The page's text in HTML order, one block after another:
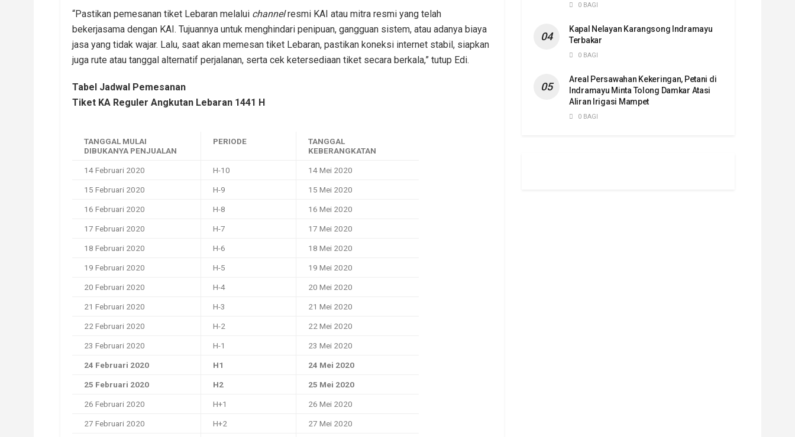
“Pastikan pemesanan tiket Lebaran melalui channelresmi KAI atau mitra resmi yang telah
bekerjasama dengan KAI. Tujuannya untuk menghindari penipuan, gangguan sistem, atau adanya biaya
jasa yang tidak wajar. Lalu, saat akan memesan tiket Lebaran, pastikan koneksi internet stabil, siapkan
juga rute atau tanggal alternatif perjalanan, serta cek ketersediaan tiket secara berkala,” tutup Edi.
Tabel Jadwal Pemesanan
Tiket KA Reguler Angkutan Lebaran 1441 H
TANGGAL MULAI
DIBUKANYA PENJUALAN
PERIODE
TANGGAL
KEBERANGKATAN
14 Februari 2020 H-10 14 Mei 2020
15 Februari 2020 H-9 15 Mei 2020
16 Februari 2020 H-8 16 Mei 2020
17 Februari 2020 H-7 17 Mei 2020
18 Februari 2020 H-6 18 Mei 2020
19 Februari 2020 H-5 19 Mei 2020
20 Februari 2020 H-4 20 Mei 2020
21 Februari 2020 H-3 21 Mei 2020
22 Februari 2020 H-2 22 Mei 2020
23 Februari 2020 H-1 23 Mei 2020
24 Februari 2020 H1 24 Mei 2020
25 Februari 2020 H2 25 Mei 2020
26 Februari 2020 H+1 26 Mei 2020
27 Februari 2020 H+2 27 Mei 2020
0 BAGI
Kapal Nelayan Karangsong Indramayu
Terbakar
0 BAGI
Areal Persawahan Kekeringan, Petani di
Indramayu Minta Tolong Damkar Atasi
Aliran Irigasi Mampet
0 BAGI